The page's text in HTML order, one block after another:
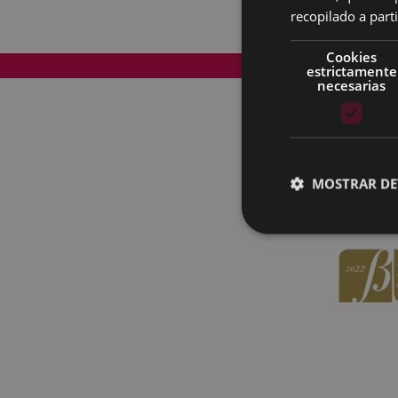
Mapa del Sitio
recopilado a
Cookies
estrictamente
necesarias
MOSTRAR